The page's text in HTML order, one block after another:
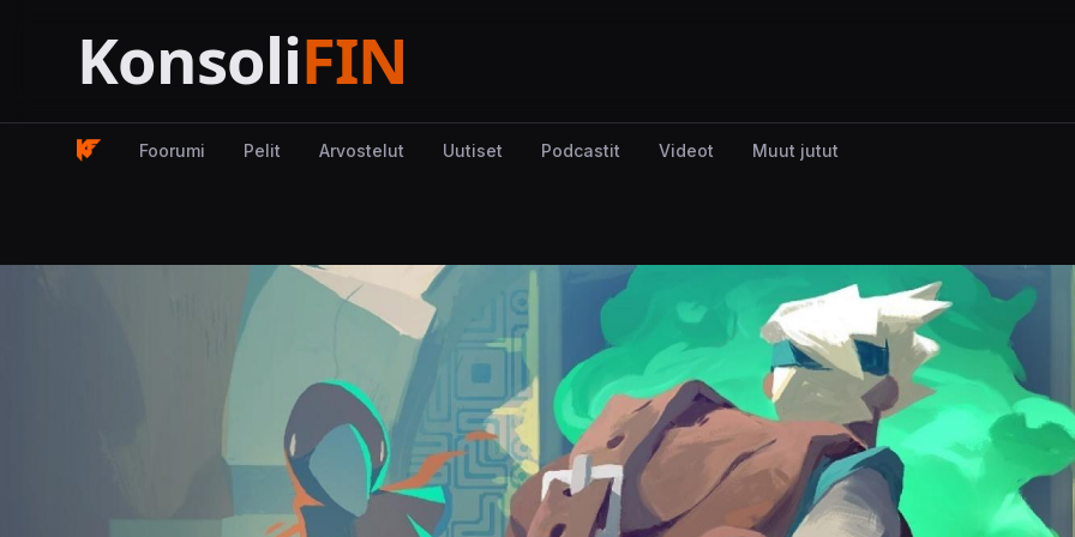
Foorumi Pelit Arvostelut Uutiset Podcastit Videot Muut jutut